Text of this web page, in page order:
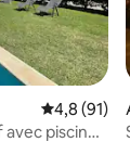
:
Évaluation
4,8 (91)
avec piscine